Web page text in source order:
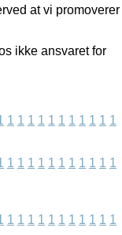
at vi promoverer
ikke ansvaret for
1 1 1 1 1 1 1 1 1 1 1
1 1 1 1 1 1 1 1 1 1 1
1 1 1 1 1 1 1 1 1 1 1